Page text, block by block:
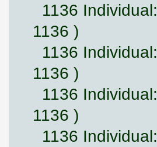
1136 Individual:
1136 )
1136 Individual:
1136 )
1136 Individual:
1136 )
1136 Individual: